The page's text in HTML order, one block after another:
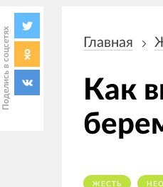
Поделись в соцсетях Главная
Как
ЖЕСТЬ